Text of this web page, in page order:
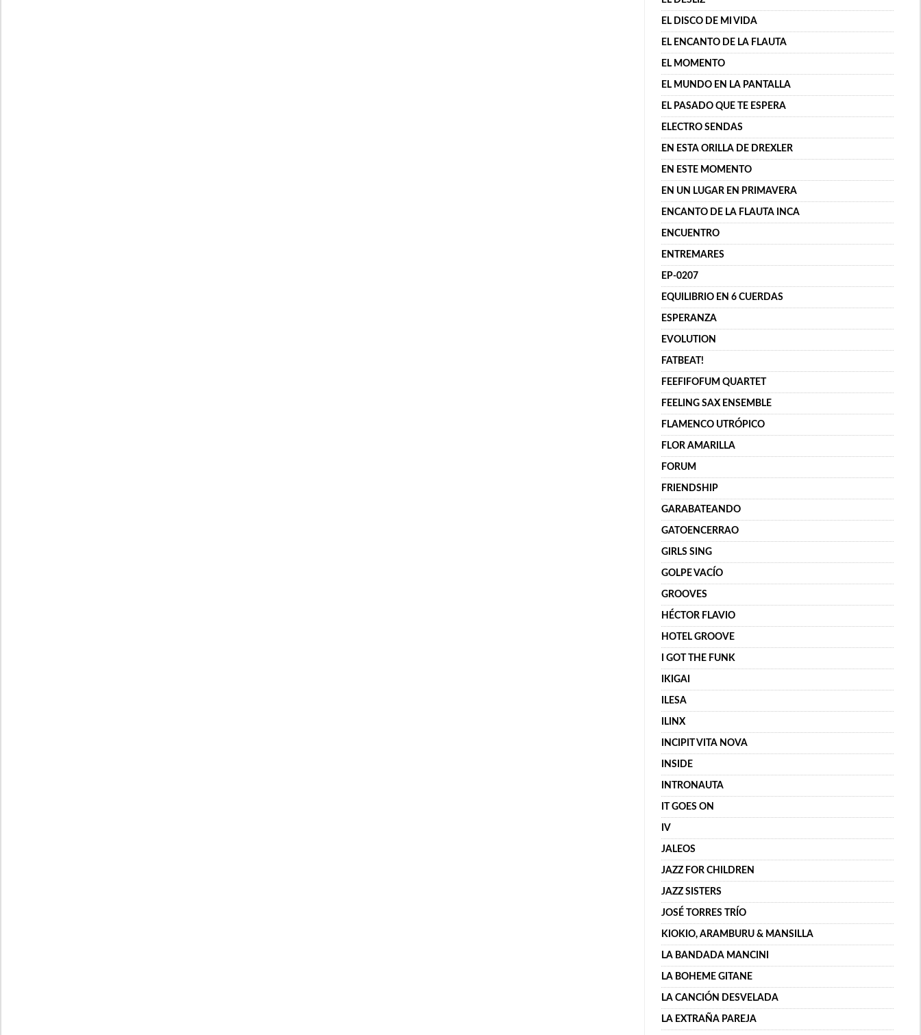
EL DISCO DE MI VIDA
EL ENCANTO DE LA FLAUTA
EL MOMENTO
EL MUNDO EN LA PANTALLA
EL PASADO QUE TE ESPERA
ELECTRO SENDAS
EN ESTA ORILLA DE DREXLER
EN ESTE MOMENTO
EN UN LUGAR EN PRIMAVERA
ENCANTO DE LA FLAUTA INCA
ENCUENTRO
ENTREMARES
EP-0207
EQUILIBRIO EN 6 CUERDAS
ESPERANZA
EVOLUTION
FATBEAT!
FEEFIFOFUM QUARTET
FEELING SAX ENSEMBLE
FLAMENCO UTRÓPICO
FLOR AMARILLA
FORUM
FRIENDSHIP
GARABATEANDO
GATOENCERRAO
GIRLS SING
GOLPE VACÍO
GROOVES
HÉCTOR FLAVIO
HOTEL GROOVE
I GOT THE FUNK
IKIGAI
ILESA
ILINX
INCIPIT VITA NOVA
INSIDE
INTRONAUTA
IT GOES ON
IV
JALEOS
JAZZ FOR CHILDREN
JAZZ SISTERS
JOSÉ TORRES TRÍO
KIOKIO, ARAMBURU & MANSILLA
LA BANDADA MANCINI
LA BOHEME GITANE
LA CANCIÓN DESVELADA
LA EXTRAÑA PAREJA